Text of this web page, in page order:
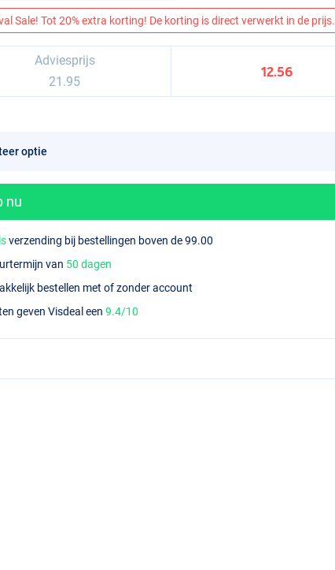
Sale! Tot 20% extra korting! De korting is direct verwerkt in de prijs.
Adviesprijs
21.95
12.56
nu
verzending bij bestellingen boven de 99.00
van 50 dagen
bestellen met of zonder account
geven Visdeal een9.4/10